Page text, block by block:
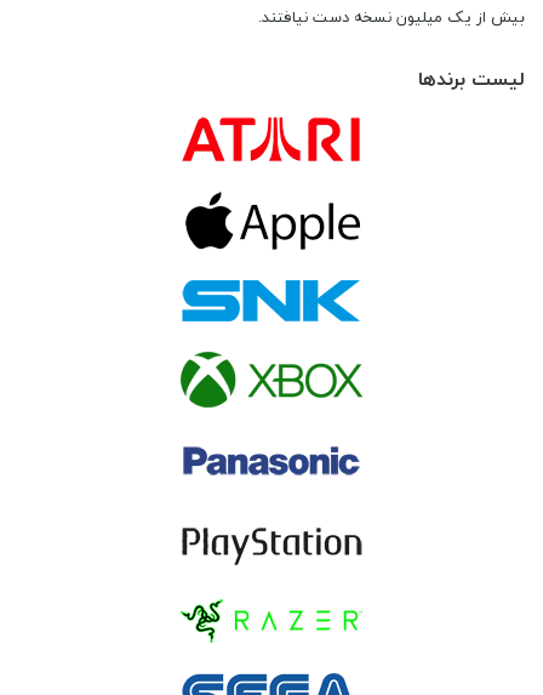
بیش از یک میلیون نسخه دست نیافتند.
لیست برندها